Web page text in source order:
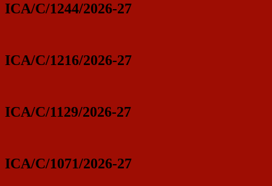
ICA/C/1244/2026-27
ICA/C/1216/2026-27
ICA/C/1129/2026-27
ICA/C/1071/2026-27